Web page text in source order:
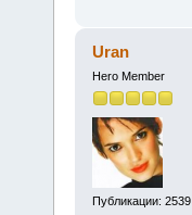
Uran
Hero Member
Публикации: 2539